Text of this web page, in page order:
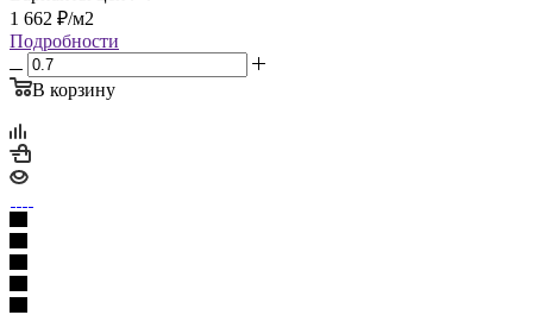
1 662 ₽/м2
Подробности
В корзину